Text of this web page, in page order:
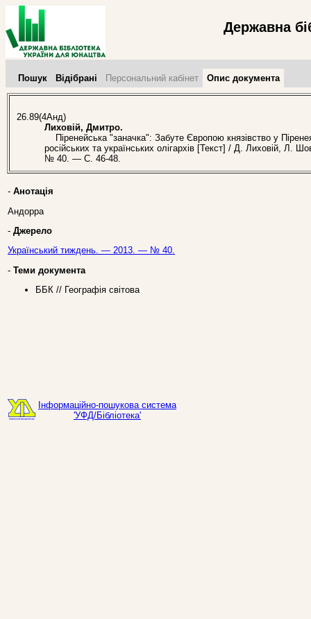
Державна
Пошук Відібрані Персональний кабінет Опис документа
26.89(4Анд)
Лиховій, Дмитро.
Піренейська "заначка": Забуте Європою князівство у
російських та українських олігархів [Текст] / Д. Лиховій, Л.
№ 40. — С. 46-48.
- Анотація
Андорра
- Джерело
Український тиждень. — 2013. — № 40.
- Теми документа
ББК // Географія світова
Інформаційно-пошукова система
'УФД/Бібліотека'